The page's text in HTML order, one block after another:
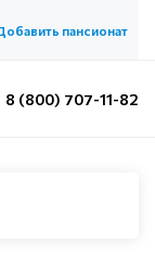
пансионат
8 (800) 707-11-82